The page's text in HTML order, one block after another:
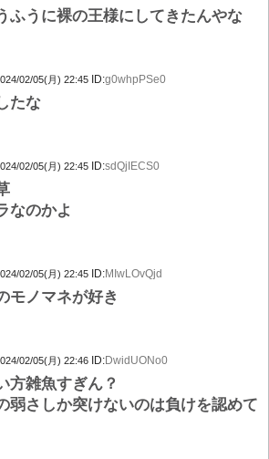
ふうに裸の王様にしてきたんやな
02/05(月) 22:45 ID:g0whpPSe0
たな
02/05(月) 22:45 ID:sdQjIECS0
なのかよ
02/05(月) 22:45 ID:MIwLOvQjd
モノマネが好き
02/05(月) 22:46 ID:DwidUONo0
方雑魚すぎん？
弱さしか突けないのは負けを認めて